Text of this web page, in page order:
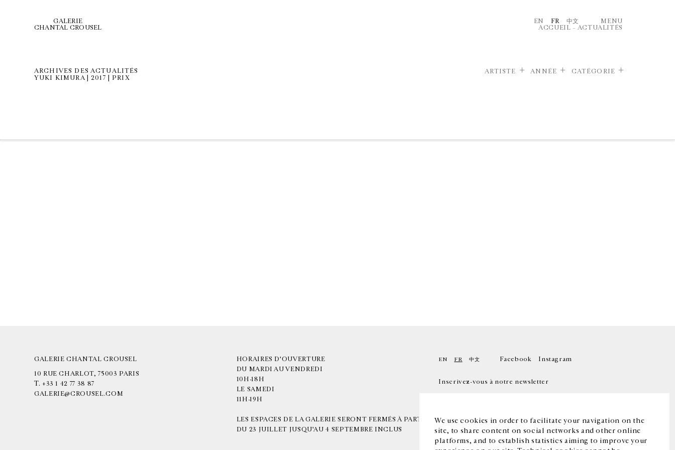
We use cookies in order to facilitate your navigation on the
site, to share content on social networks and other online
platforms, and to establish statistics aiming to improve your
GALERIE
CHANTAL CROUSEL
EN FR 中文
MENU
ACCUEIL – ACTUALITÉS
ARCHIVES DES ACTUALITÉS
YUKI KIMURA | 2017 | PRIX
ARTISTE ANNÉE CATÉGORIE
GALERIE CHANTAL CROUSEL
10 RUE CHARLOT, 75003 PARIS
T. +33 1 42 77 38 87
GALERIE@CROUSEL.COM
HORAIRES D'OUVERTURE
DU MARDI AU VENDREDI
10H-18H
LE SAMEDI
11H-19H
LES ESPACES DE LA GALERIE SERONT FERMÉS À PARTIR
DU 23 JUILLET JUSQU'AU 4 SEPTEMBRE INCLUS
EN FR 中文 Facebook Instagram
Inscrivez-vous à notre newsletter